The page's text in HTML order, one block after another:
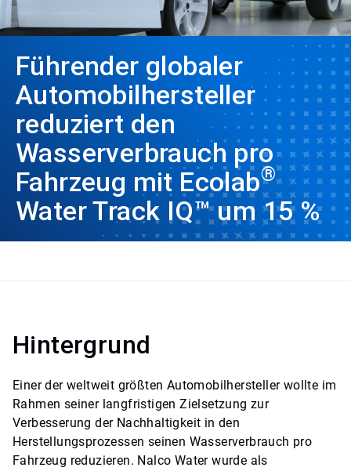
Führender globaler
Automobilhersteller
reduziert den
Wasserverbrauch pro
Fahrzeug mit Ecolab®
Water Track IQ™ um 15 %
Hintergrund
Einer der weltweit größten Automobilhersteller wollte im
Rahmen seiner langfristigen Zielsetzung zur
Verbesserung der Nachhaltigkeit in den
Herstellungsprozessen seinen Wasserverbrauch pro
Fahrzeug reduzieren. Nalco Water wurde als